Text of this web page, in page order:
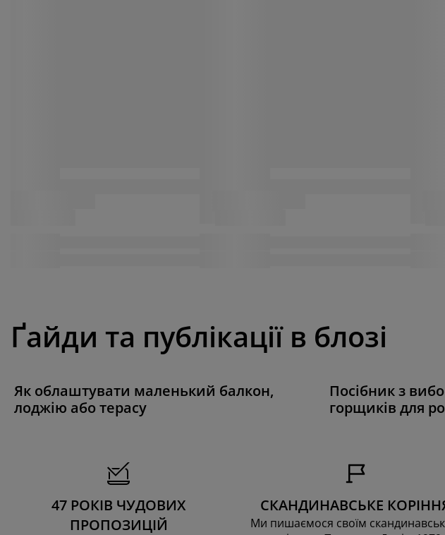
Ґайди та публікації в блозі
Як облаштувати маленький балкон,
лоджію або терасу
Посібник з
горщиків для
47 РОКІВ ЧУДОВИХ
ПРОПОЗИЦІЙ
СКАНДИНАВСЬКЕ
Ми пишаємося своїм